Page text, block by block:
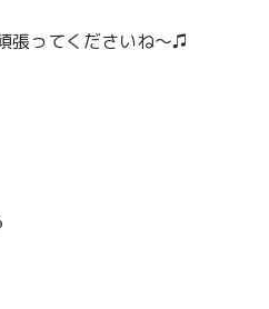
張ってくださいね〜♫